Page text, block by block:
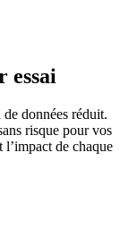
essai
données réduit.
risque pour vos
de chaque